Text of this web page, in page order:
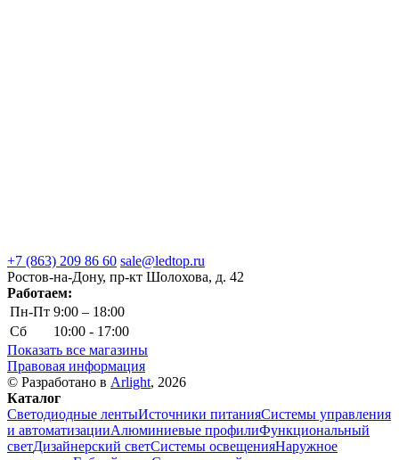
+7 (863) 209 86 60 sale@ledtop.ru
Ростов-на-Дону, пр-кт Шолохова, д. 42
Работаем:
Пн-Пт 9:00 – 18:00
Сб
10:00 - 17:00
Показать все магазины
Правовая информация
© Разработано в Arlight, 2026
Каталог
Светодиодные лентыИсточники питанияСистемы управления
и автоматизацииАлюминиевые профилиФункциональный
светДизайнерский светСистемы освещенияНаружное